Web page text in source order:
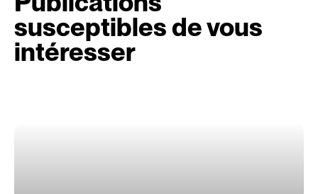
susceptibles de vous
intéresser